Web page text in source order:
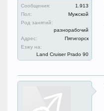
Сообщения:
1.913
Пол:
Мужской
Род занятий:
разнорабочий
Адрес:
Пятигорск
Езжу на:
Land Cruiser Prado 90